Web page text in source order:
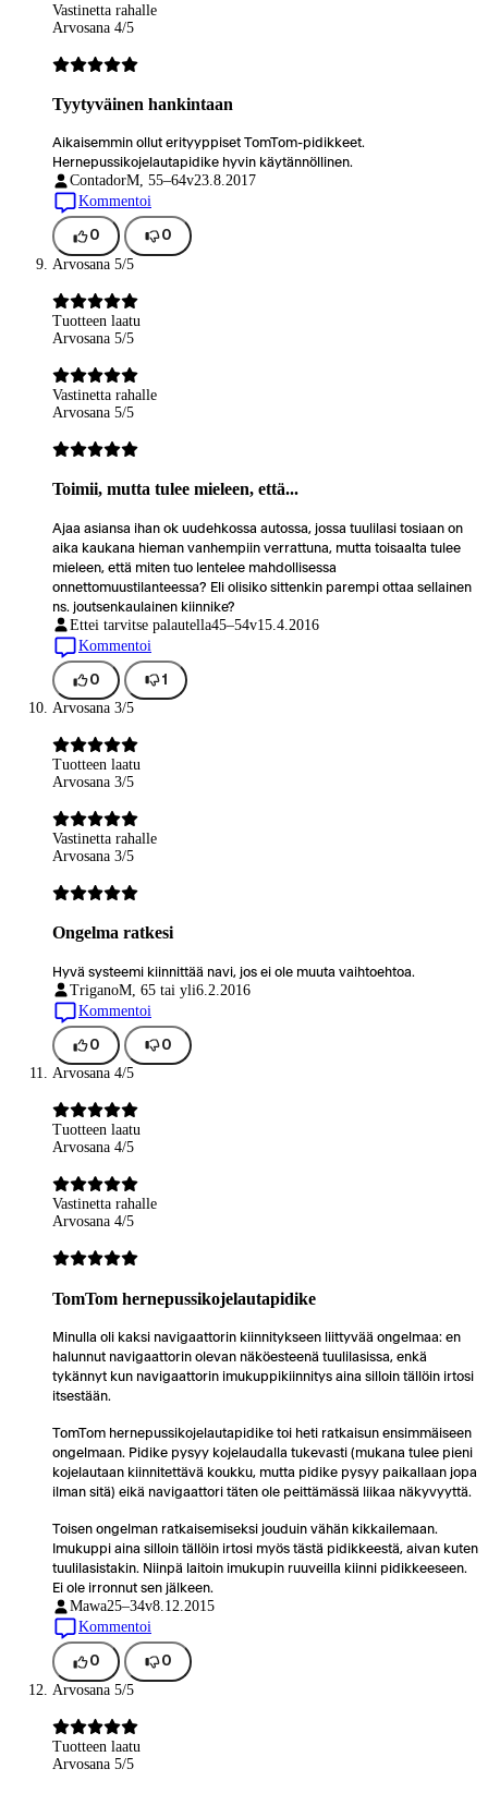
Vastinetta rahalle
Arvosana 4/5
Tyytyväinen hankintaan
Aikaisemmin ollut erityyppiset TomTom-pidikkeet.
Hernepussikojelautapidike hyvin käytännöllinen.
ContadorM, 55–64v23.8.2017
Kommentoi
0 0
Arvosana 5/5
Tuotteen laatu
Arvosana 5/5
Vastinetta rahalle
Arvosana 5/5
Toimii, mutta tulee mieleen, että...
Ajaa asiansa ihan ok uudehkossa autossa, jossa tuulilasi tosiaan on
aika kaukana hieman vanhempiin verrattuna, mutta toisaalta tulee
mieleen, että miten tuo lentelee mahdollisessa
onnettomuustilanteessa? Eli olisiko sittenkin parempi ottaa sellainen
ns. joutsenkaulainen kiinnike?
Ettei tarvitse palautella45–54v15.4.2016
Kommentoi
0 1
Arvosana 3/5
Tuotteen laatu
Arvosana 3/5
Vastinetta rahalle
Arvosana 3/5
Ongelma ratkesi
Hyvä systeemi kiinnittää navi, jos ei ole muuta vaihtoehtoa.
TriganoM, 65 tai yli6.2.2016
Kommentoi
0 0
Arvosana 4/5
Tuotteen laatu
Arvosana 4/5
Vastinetta rahalle
Arvosana 4/5
TomTom hernepussikojelautapidike
Minulla oli kaksi navigaattorin kiinnitykseen liittyvää ongelmaa: en
halunnut navigaattorin olevan näköesteenä tuulilasissa, enkä
tykännyt kun navigaattorin imukuppikiinnitys aina silloin tällöin irtosi
itsestään.
TomTom hernepussikojelautapidike toi heti ratkaisun ensimmäiseen
ongelmaan. Pidike pysyy kojelaudalla tukevasti (mukana tulee pieni
kojelautaan kiinnitettävä koukku, mutta pidike pysyy paikallaan jopa
ilman sitä) eikä navigaattori täten ole peittämässä liikaa näkyvyyttä.
Toisen ongelman ratkaisemiseksi jouduin vähän kikkailemaan.
Imukuppi aina silloin tällöin irtosi myös tästä pidikkeestä, aivan kuten
tuulilasistakin. Niinpä laitoin imukupin ruuveilla kiinni pidikkeeseen.
Ei ole irronnut sen jälkeen.
Mawa25–34v8.12.2015
Kommentoi
0 0
Arvosana 5/5
Tuotteen laatu
Arvosana 5/5